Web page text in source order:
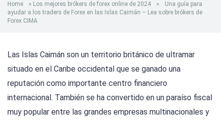
Home » Los mejores brókers de forex online de 2024 »
Una guía para
ayudar a los traders de Forex en las Islas Caimán – Lea sobre brókers de
Forex CIMA
Las Islas Caimán son un territorio británico de ultramar
situado en el Caribe occidental que se ganado una
reputación como importante centro financiero
internacional. También se ha convertido en un paraíso fiscal
muy popular entre las grandes empresas multinacionales y